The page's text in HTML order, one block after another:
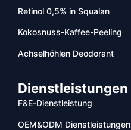
Retinol 0,5% in Squalan
Kokosnuss-Kaffee-Peeling
Achselhöhlen Deodorant
Dienstleistungen
F&E-Dienstleistung
OEM&ODM Dienstleistungen